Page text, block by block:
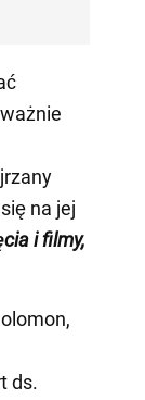
na jej
i filmy,
ds.